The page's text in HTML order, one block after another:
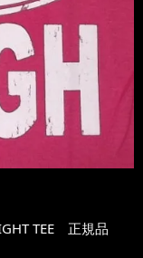
TEE 正規品